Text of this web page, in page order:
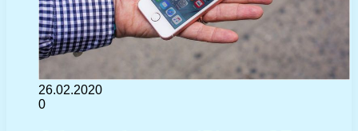
26.02.2020
0